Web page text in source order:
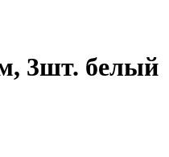
3шт. белый